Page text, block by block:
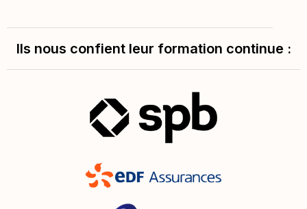
Ils nous confient leur formation continue :